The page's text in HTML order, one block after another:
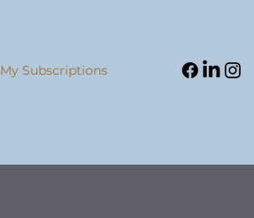
My Subscriptions